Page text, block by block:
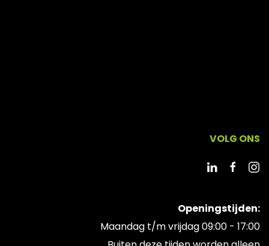
VOLG ONS
Openingstijden:
Maandag t/m vrijdag 09:00 - 17:00